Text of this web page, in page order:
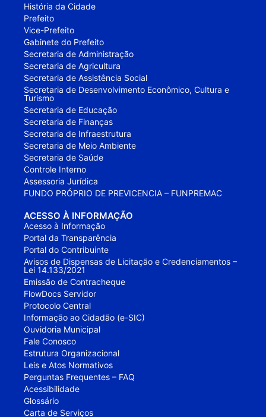
História da Cidade
Prefeito
Vice-Prefeito
Gabinete do Prefeito
Secretaria de Administração
Secretaria de Agricultura
Secretaria de Assistência Social
Secretaria de Desenvolvimento Econômico, Cultura e
Turismo
Secretaria de Educação
Secretaria de Finanças
Secretaria de Infraestrutura
Secretaria de Meio Ambiente
Secretaria de Saúde
Controle Interno
Assessoria Jurídica
FUNDO PRÓPRIO DE PREVICENCIA – FUNPREMAC
ACESSO À INFORMAÇÃO
Acesso à Informação
Portal da Transparência
Portal do Contribuinte
Avisos de Dispensas de Licitação e Credenciamentos –
Lei 14.133/2021
Emissão de Contracheque
FlowDocs Servidor
Protocolo Central
Informação ao Cidadão (e-SIC)
Ouvidoria Municipal
Fale Conosco
Estrutura Organizacional
Leis e Atos Normativos
Perguntas Frequentes – FAQ
Acessibilidade
Glossário
Carta de Serviços